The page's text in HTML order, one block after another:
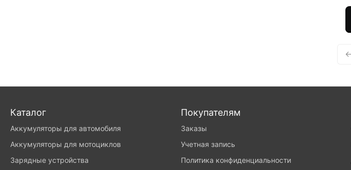
Каталог
Аккумуляторы для автомобиля
Аккумуляторы для мотоциклов
Зарядные устройства
Покупателям
Заказы
Учетная запись
Политика конфиденциальности